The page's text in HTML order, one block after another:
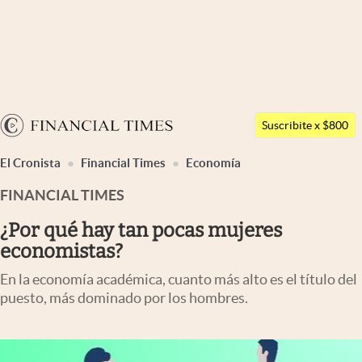
Argentina
Members
Economía y Política
Mercados Online
Negocios
Columnistas
Otras secciones
Apertura
Suscribite x $800
El Cronista Financial Times Economía
FINANCIAL TIMES
¿Por qué hay tan pocas mujeres
economistas?
En la economía académica, cuanto más alto es el título del
puesto, más dominado por los hombres.